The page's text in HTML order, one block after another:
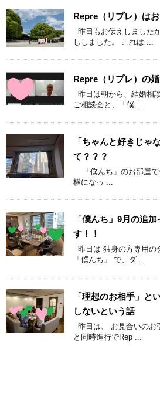
Repre（リプレ）は
昨日もお伝えしました
ししました。 これは ...
Repre（リプレ）の
昨日は朝から、結婚相
ご相談会と、「僕 ...
「ちゃんと好きじゃ
て？？？
「僕んち」のお部屋で
横になっ ...
「僕んち」9月の追
す！！
昨日は 独身の方専用の
「僕んち」 で、ダ ...
「理想のお相手」と
しないという話
昨日は、 お見合いのお
と同時進行でRep ...